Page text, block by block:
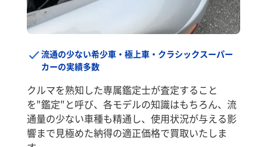
流通の少ない希少車・極上車・クラシックスーパー
カーの実績多数
クルマを熟知した専属鑑定士が査定すること
を"鑑定"と呼び、各モデルの知識はもちろん、流
通量の少ない車種も精通し、使用状況が与える影
響まで見極めた納得の適正価格で買取いたしま